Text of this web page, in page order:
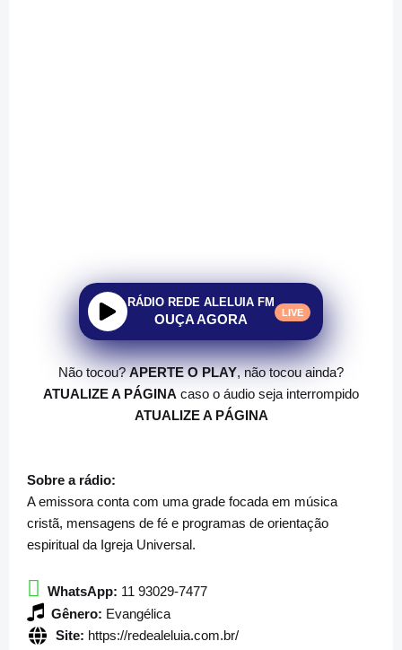
RÁDIO REDE ALELUIA FM
OUÇA AGORA LIVE
Não tocou?APERTE O PLAY, não tocou ainda?
ATUALIZE A PÁGINA caso o áudio seja interrompido
ATUALIZE A PÁGINA
Sobre a rádio:
A emissora conta com uma grade focada em música
cristã, mensagens de fé e programas de orientação
espiritual da Igreja Universal.
WhatsApp: 11 93029-7477
Gênero: Evangélica
Site: https://redealeluia.com.br/